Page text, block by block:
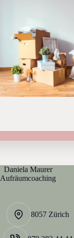
Daniela Maurer
Aufräumcoaching
8057 Zürich